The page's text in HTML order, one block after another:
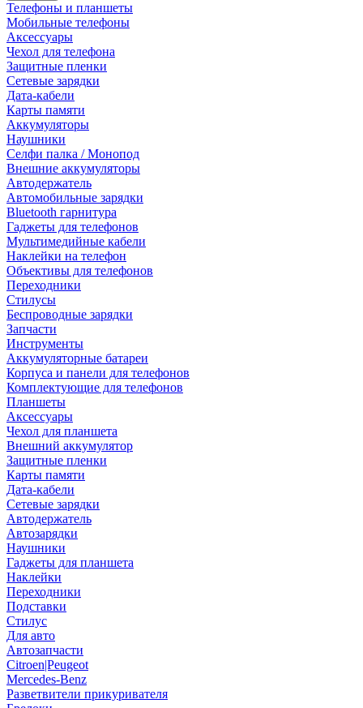
Телефоны и планшеты
Мобильные телефоны
Аксессуары
Чехол для телефона
Защитные пленки
Сетевые зарядки
Дата-кабели
Карты памяти
Аккумуляторы
Наушники
Селфи палка / Монопод
Внешние аккумуляторы
Автодержатель
Автомобильные зарядки
Bluetooth гарнитура
Гаджеты для телефонов
Мультимедийные кабели
Наклейки на телефон
Объективы для телефонов
Переходники
Стилусы
Беспроводные зарядки
Запчасти
Инструменты
Аккумуляторные батареи
Корпуса и панели для телефонов
Комплектующие для телефонов
Планшеты
Аксессуары
Чехол для планшета
Внешний аккумулятор
Защитные пленки
Карты памяти
Дата-кабели
Сетевые зарядки
Автодержатель
Автозарядки
Наушники
Гаджеты для планшета
Наклейки
Переходники
Подставки
Стилус
Для авто
Автозапчасти
Citroen|Peugeot
Mercedes-Benz
Разветвители прикуривателя